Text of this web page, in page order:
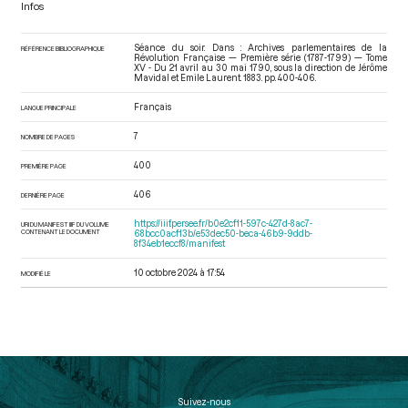
Infos
RÉFÉRENCE BIBLIOGRAPHIQUE
Séance du soir. Dans : Archives parlementaires de la
Révolution Française — Première série (1787-1799) — Tome
XV - Du 21 avril au 30 mai 1790 , sous la direction de Jérôme
Mavidal et Emile Laurent. 1883. pp. 400-406.
LANGUE PRINCIPALE Français
NOMBRE DE PAGES 7
PREMIÈRE PAGE 400
DERNIÈRE PAGE 406
URI DU MANIFEST IIIF DU VOLUME
CONTENANT LE DOCUMENT
https://iiif.persee.fr/b0e2cf11-597c-427d-8ac7-
68bcc0acf13b/e53dec50-beca-46b9-9ddb-
8f34eb1eccf8/manifest
MODIFIÉ LE 10 octobre 2024 à 17:54
Suivez-nous